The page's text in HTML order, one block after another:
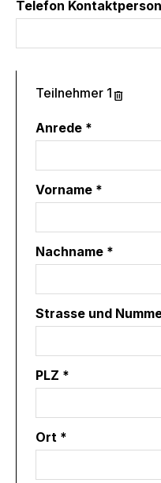
Telefon
Teilnehmer 1
Anrede *
Vorname *
Nachname *
Strasse und
PLZ *
Ort *